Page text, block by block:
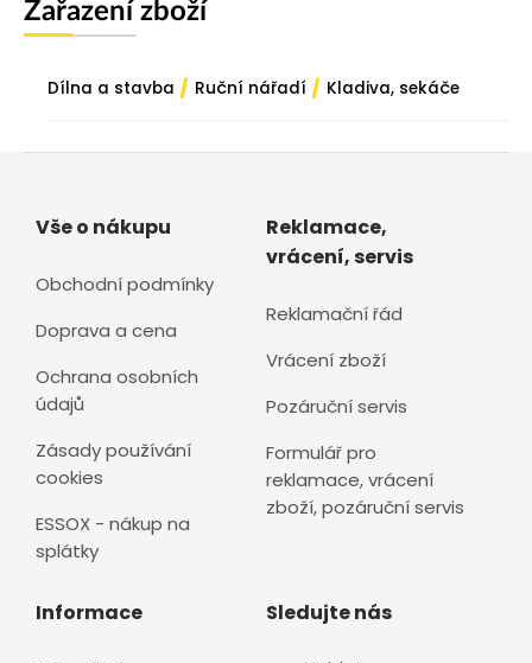
Zařazení zboží
Dílna a stavba / Ruční nářadí / Kladiva, sekáče
Vše o nákupu
Obchodní podmínky
Doprava a cena
Ochrana osobních
údajů
Zásady používání
cookies
ESSOX - nákup na
splátky
Reklamace,
vrácení, servis
Reklamační řád
Vrácení zboží
Pozáruční servis
Formulář pro
reklamace, vrácení
zboží, pozáruční servis
Informace Sledujte nás